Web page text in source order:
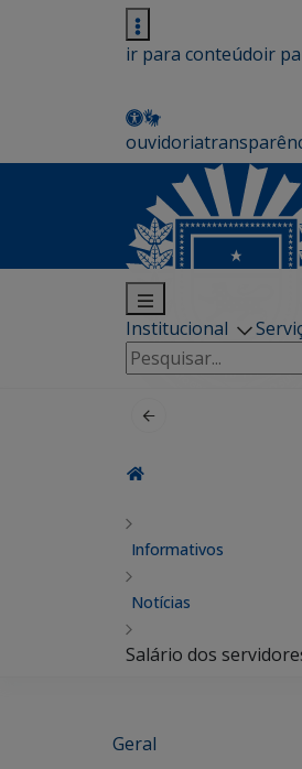
ir para conteúdoir
ouvidoria
Institucional
Pesquisar
por:
Informativos
Notícias
Salário dos
Geral